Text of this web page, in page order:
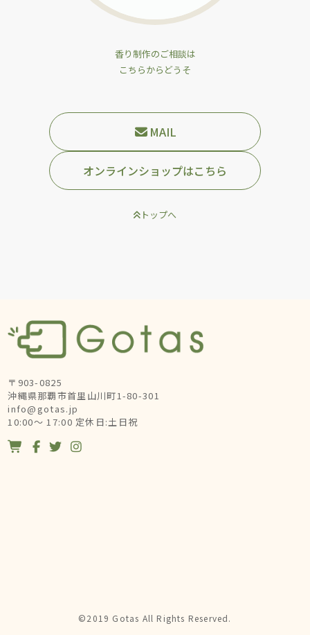
香り制作のご相談は
こちらからどうそ
MAIL
オンラインショップはこちら
トップへ
〒903-0825
沖縄県那覇市首里山川町1-80-301
info@gotas.jp
10:00～ 17:00 定休日:土日祝
   
©2019 Gotas All Rights Reserved.